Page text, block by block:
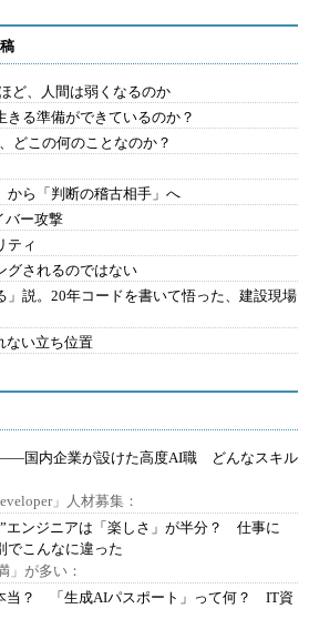
ど、人間は弱くなるのか
る準備ができているのか？
どこの何のことなのか？
から「判断の稽古相手」へ
バー攻撃
ティ
グされるのではない
」説。20年コードを書いて悟った、建設現場
い立ち位置
国内企業が設けた高度AI職 どんなスキル
」人材募集：
エンジニアは「楽しさ」が半分？ 仕事に
でこんなに違った
」が多い：
当？ 「生成AIパスポート」って何？ IT資